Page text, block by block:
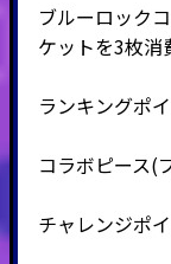
ブルーロック
ケットを3枚消
ランキングポ
コラボピース(
チャレンジポ